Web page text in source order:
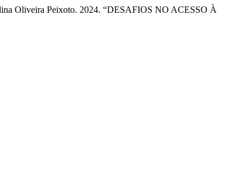
Oliveira Peixoto. 2024. “DESAFIOS NO ACESSO À